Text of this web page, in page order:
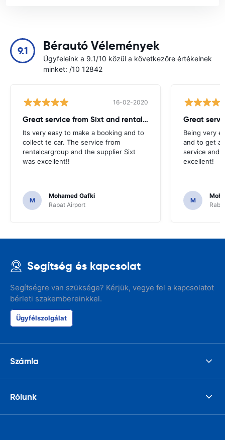
9.1 Bérautó Vélemények
Ügyfeleink a 9.1/10 közül a következőre értékelnek
minket: /10 12842
16-02-2020
Great service from Sixt and rentalcargroup!
Its very easy to make a booking and to
collect te car. The service from
rentalcargroup and the supplier Sixt
was excellent!!
M
Mohamed Gafki
Rabat Airport
Being very
and to get a
service and
excellent!
M
Segítség és kapcsolat
Segítségre van szüksége? Kérjük, vegye fel a kapcsolatot
bérleti szakembereinkkel.
Ügyfélszolgálat
Számla
Rólunk